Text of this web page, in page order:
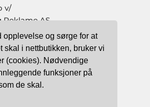
opplevelse og sørge for at
skal i nettbutikken, bruker vi
(cookies). Nødvendige
funksjoner på
de skal.
v/
Reklame AS
016 MVA